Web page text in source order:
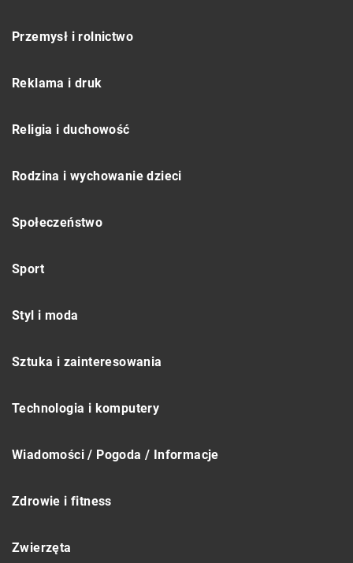
Przemysł i rolnictwo
Reklama i druk
Religia i duchowość
Rodzina i wychowanie dzieci
Społeczeństwo
Sport
Styl i moda
Sztuka i zainteresowania
Technologia i komputery
Wiadomości / Pogoda / Informacje
Zdrowie i fitness
Zwierzęta